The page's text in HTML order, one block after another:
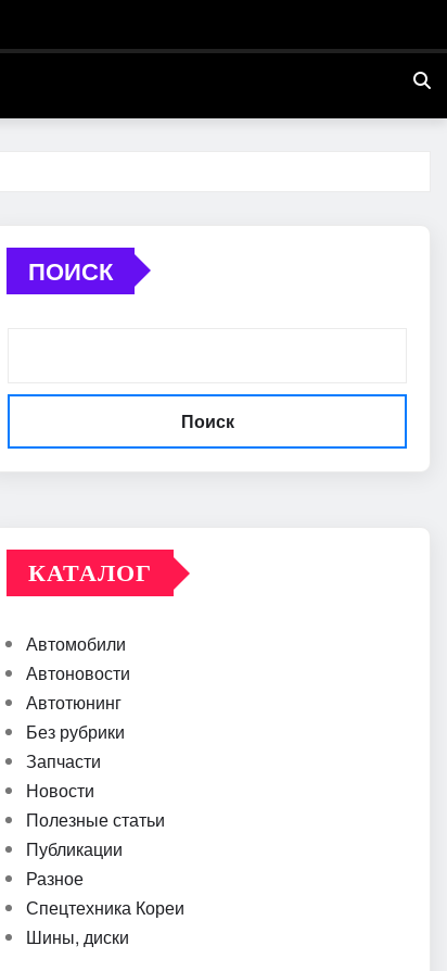
ПОИСК
Поиск
КАТАЛОГ
Автомобили
Автоновости
Автотюнинг
Без рубрики
Запчасти
Новости
Полезные статьи
Публикации
Разное
Спецтехника Кореи
Шины, диски